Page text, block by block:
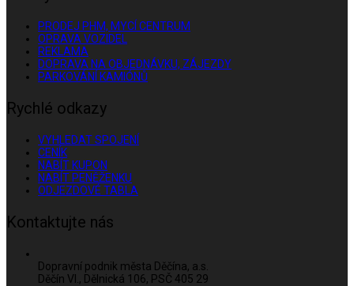
PRODEJ PHM, MYCÍ CENTRUM
OPRAVA VOZIDEL
REKLAMA
DOPRAVA NA OBJEDNÁVKU, ZÁJEZDY
PARKOVÁNÍ KAMIÓNŮ
Rychlé odkazy
VYHLEDAT SPOJENÍ
CENÍK
NABÍT KUPON
NABÍT PENĚŽENKU
ODJEZDOVÉ TABLA
Kontaktujte nás
Dopravní podnik města Děčína, a.s.
Děčín VI., Dělnická 106, PSČ 405 29